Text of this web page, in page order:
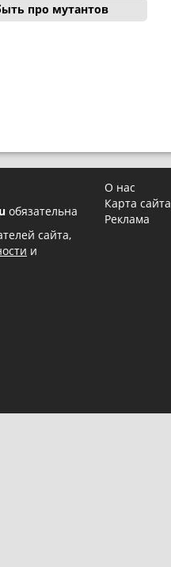
про мутантов
обязательна
сайта,
и
О нас
Карта сайта
Реклама